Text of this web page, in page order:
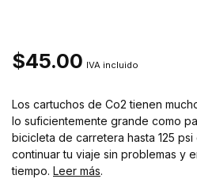
$45.00 IVA incluido
Los cartuchos de Co2 tienen
lo suficientemente grande como
bicicleta de carretera hasta 125
continuar tu viaje sin problemas y
tiempo. Leer más.